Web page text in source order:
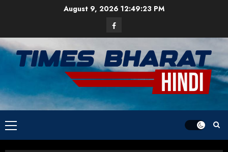
August 9, 2026 12:49:23 PM
Facebook
Primary
Menu